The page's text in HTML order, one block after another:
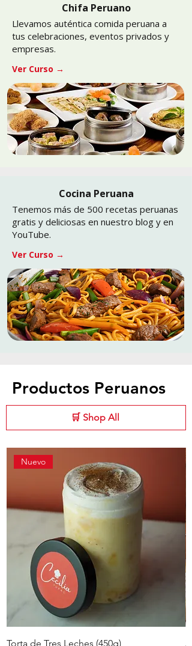
Chifa Peruano
Llevamos auténtica comida peruana a
tus celebraciones, eventos privados y
empresas.
Ver Curso →
Cocina Peruana
Tenemos más de 500 recetas peruanas
gratis y deliciosas en nuestro blog y en
YouTube.
Ver Curso →
Productos Peruanos
🛒 Shop All
Nuevo
Torta de Tres Leches (450g)